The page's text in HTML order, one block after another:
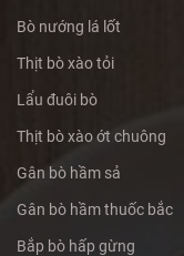
Bò nướng lá lốt
Thịt bò xào tỏi
Lẩu đuôi bò
Thịt bò xào ớt chuông
Gân bò hầm sả
Gân bò hầm thuốc bắc
Bắp bò hấp gừng